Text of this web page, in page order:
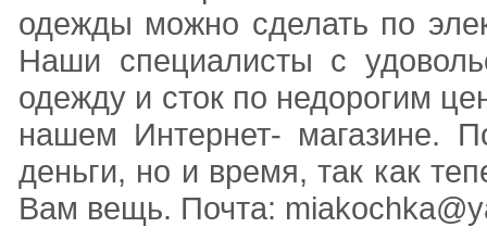
одежды можно сделать по
Наши специалисты с
одежду и сток по недорогим
нашем Интернет- магазине.
деньги, но и время, так как
Вам вещь. Почта: